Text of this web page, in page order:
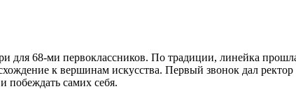
для 68-ми первоклассников. По традиции, линейка
к вершинам искусства. Первый звонок дал
побеждать самих себя.